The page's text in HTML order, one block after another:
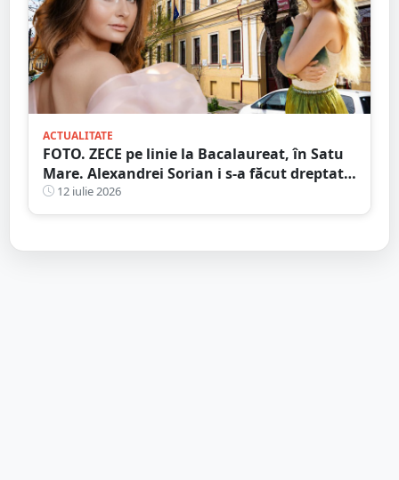
ACTUALITATE
FOTO. ZECE pe linie la Bacalaureat, în Satu
Mare. Alexandrei Sorian i s-a făcut dreptate
după contestații
12 iulie 2026